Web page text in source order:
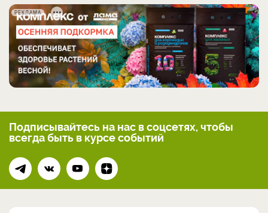
РЕКЛАМА
Подписывайтесь на нас в соцсетях, чтобы
всегдабыть в курсе событий